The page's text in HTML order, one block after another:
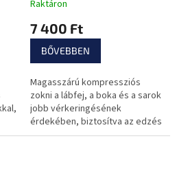
Raktáron
7 400 Ft
BŐVEBBEN
Magasszárú kompressziós
zokni a lábfej, a boka és a sarok
jobb vérkeringésének
érdekében, biztosítva az edzés
utáni gyors regenerációt.